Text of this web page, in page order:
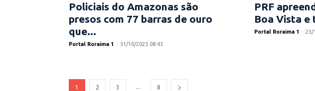
Policiais do Amazonas são
presos com 77 barras de ouro
que...
Portal Roraima 1 - 31/10/2025 08:43
PRF
Boa Vista
Portal Roraima 1 - 23/
1 2 3 ... 8